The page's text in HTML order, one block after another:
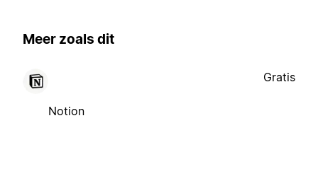
Meer zoals dit
Notion
Gratis